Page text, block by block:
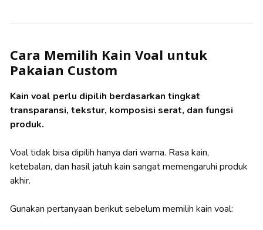
Cara Memilih Kain Voal untuk
Pakaian Custom
Kain voal perlu dipilih berdasarkan tingkat
transparansi, tekstur, komposisi serat, dan fungsi
produk.
Voal tidak bisa dipilih hanya dari warna. Rasa kain,
ketebalan, dan hasil jatuh kain sangat memengaruhi produk
akhir.
Gunakan pertanyaan berikut sebelum memilih kain voal: